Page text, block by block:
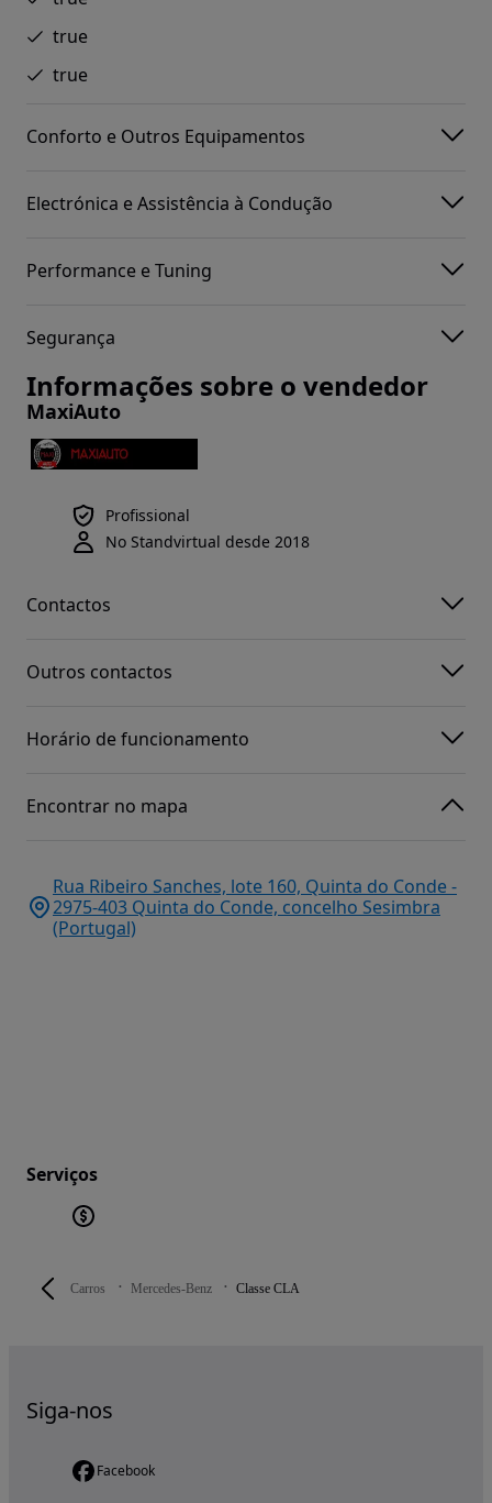
Carros Mercedes-Benz Classe CLA
true
true
Conforto e Outros Equipamentos
Electrónica e Assistência à Condução
Performance e Tuning
Segurança
Informações sobre o vendedor
MaxiAuto
Profissional
No Standvirtual desde 2018
Contactos
Outros contactos
Horário de funcionamento
Encontrar no mapa
Rua Ribeiro Sanches, lote 160, Quinta do Conde -
2975-403 Quinta do Conde, concelho Sesimbra
(Portugal)
Serviços
Siga-nos
Facebook